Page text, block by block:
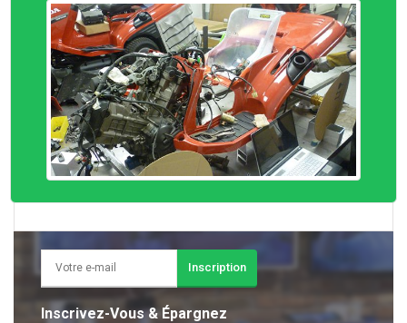
Inscription
Inscrivez-Vous & Épargnez